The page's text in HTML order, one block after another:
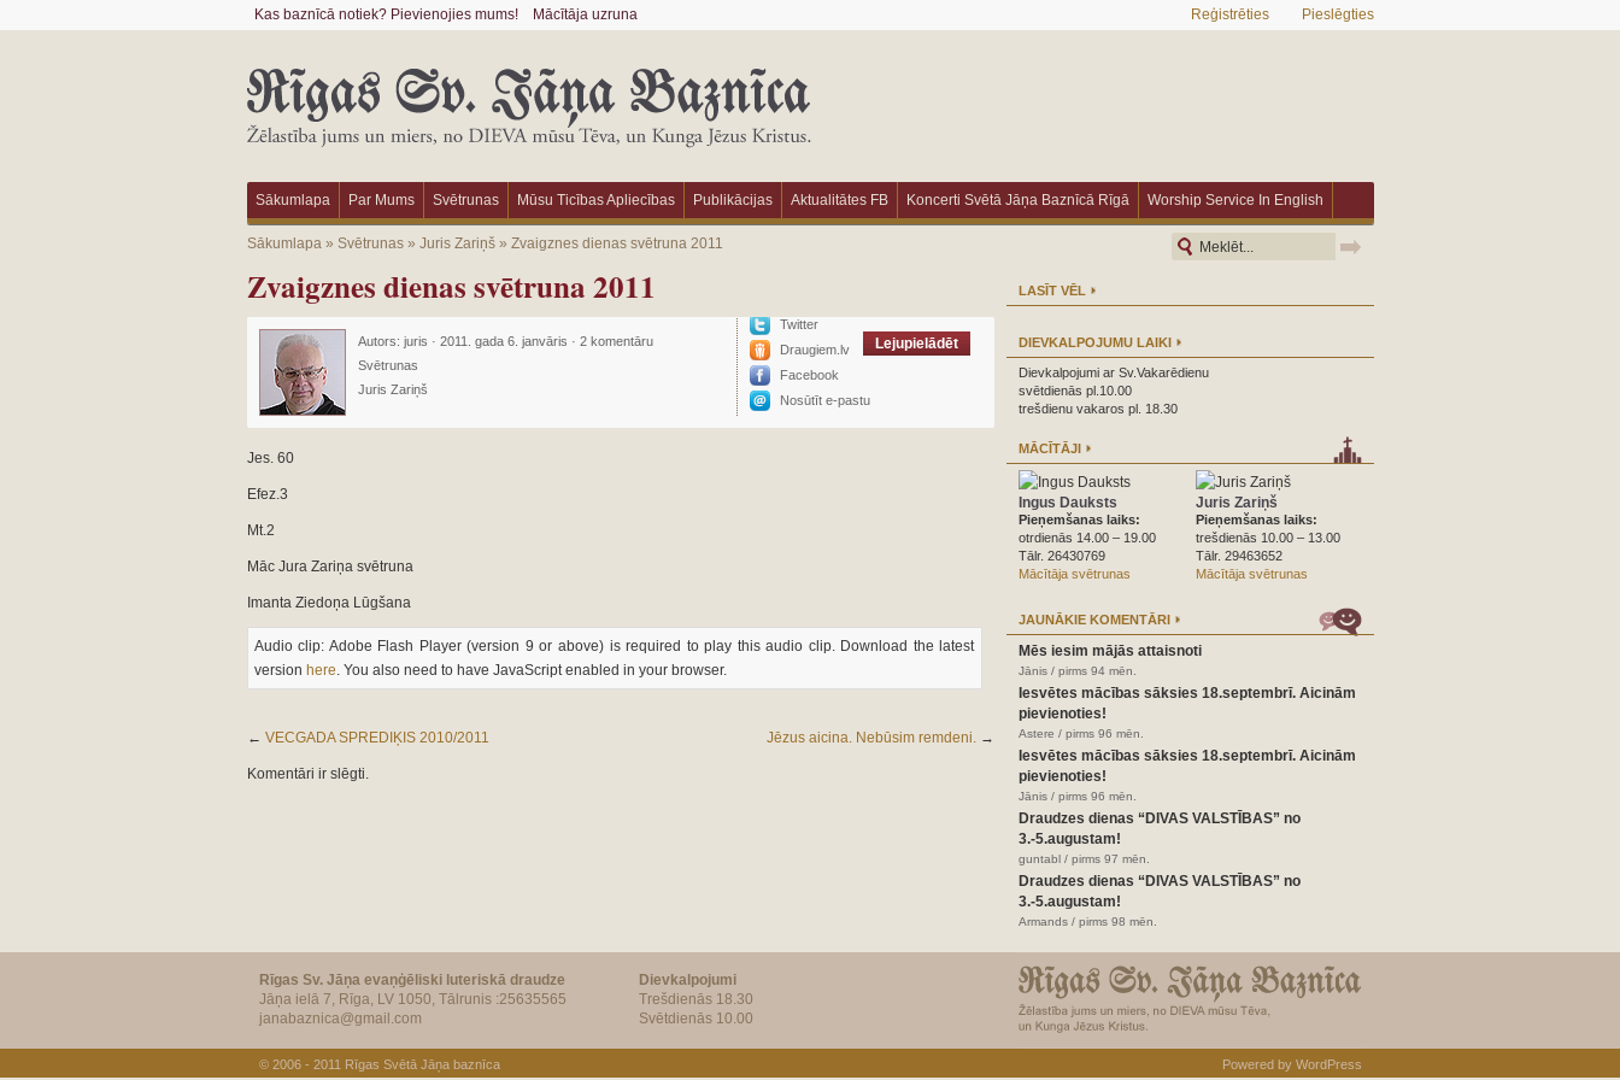
Kas baznīcā notiek? Pievienojies mums! Mācītāja uzruna Reģistrēties Pieslēgties
Sākumlapa Par Mums Svētrunas Mūsu Ticības Apliecības Publikācijas Aktualitātes FB Koncerti Svētā Jāņa Baznīcā Rīgā Worship Service In English
Sākumlapa» Svētrunas» Juris Zariņš» Zvaigznes dienas svētruna 2011
Zvaigznes dienas svētruna 2011
Autors: juris · 2011. gada 6. janvāris · 2 komentāru
Svētrunas
Juris Zariņš
Lejupielādēt
Twitter
Draugiem.lv
Facebook
Nosūtīt e-pastu
Jes. 60
Efez.3
Mt.2
Māc Jura Zariņa svētruna
Imanta Ziedoņa Lūgšana
Audio clip: Adobe Flash Player (version 9 or above) is required to play this audio clip. Download the latest
version here. You also need to have JavaScript enabled in your browser.
← VECGADA SPREDIĶIS 2010/2011 Jēzus aicina. Nebūsim remdeni.→
Komentāri ir slēgti.
LASĪT VĒL
DIEVKALPOJUMU LAIKI
Dievkalpojumi ar Sv.Vakarēdienu
svētdienās pl.10.00
trešdienu vakaros pl. 18.30
MĀCĪTĀJI
Ingus Dauksts
Pieņemšanas laiks:
otrdienās 14.00 – 19.00
Tālr. 26430769
Mācītāja svētrunas
Juris Zariņš
Pieņemšanas laiks:
trešdienās 10.00 – 13.00
Tālr. 29463652
Mācītāja svētrunas
JAUNĀKIE KOMENTĀRI
Mēs iesim mājās attaisnoti
Jānis / pirms 94 mēn.
Iesvētes mācības sāksies 18.septembrī. Aicinām
pievienoties!
Astere / pirms 96 mēn.
Iesvētes mācības sāksies 18.septembrī. Aicinām
pievienoties!
Jānis / pirms 96 mēn.
Draudzes dienas “DIVAS VALSTĪBAS” no
3.-5.augustam!
guntabl / pirms 97 mēn.
Draudzes dienas “DIVAS VALSTĪBAS” no
3.-5.augustam!
Armands / pirms 98 mēn.
Rīgas Sv. Jāņa evaņģēliski luteriskā draudze
Jāņa ielā 7, Rīga, LV 1050, Tālrunis :25635565
janabaznica@gmail.com
Dievkalpojumi
Trešdienās 18.30
Svētdienās 10.00
© 2006 - 2011 Rīgas Svētā Jāņa baznīca Powered by WordPress